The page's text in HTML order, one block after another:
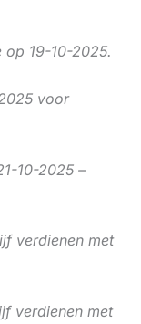
19-10-2025.
voor
10-2025 –
verdienen met
verdienen met